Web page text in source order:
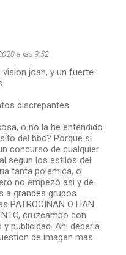
a las 9:52
joan, y un fuerte
discrepantes
o no la he entendido
del bbc? Porque si
concurso de cualquier
segun los estilos del
tanta polemica, o
no empezó asi y de
a grandes grupos
PATROCINAN O HAN
cruzcampo con
publicidad. Ahi deberia
de imagen mas